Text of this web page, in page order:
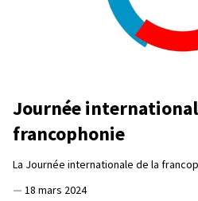
Journée
francophonie
La Journée internationale de la
— 18 mars 2024